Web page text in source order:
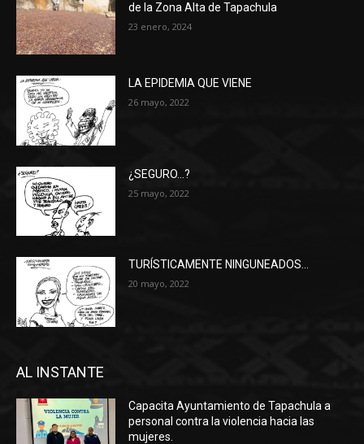
de la Zona Alta de Tapachula
23 enero, 2024
LA EPIDEMIA QUE VIENE
26 mayo, 2022
¿SEGURO…?
25 mayo, 2022
TURÍSTICAMENTE NINGUNEADOS…
20 mayo, 2022
AL INSTANTE
Capacita Ayuntamiento de Tapachula a
personal contra la violencia hacia las
mujeres.